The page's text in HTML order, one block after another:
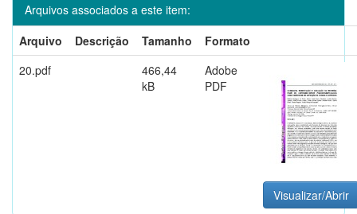
Arquivos associados a este item:
Arquivo
Descrição Tamanho
Formato
20.pdf
466,44
kB
Adobe
PDF
Visualizar/Abrir